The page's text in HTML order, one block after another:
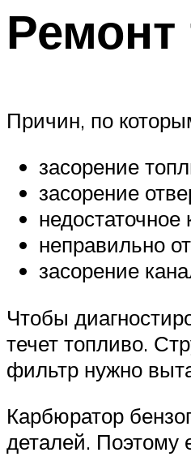
Причин, по
засорение
засорение
недостаточное
неправильно
засорение
Чтобы
течет топливо.
фильтр нужно
Карбюратор
деталей. Поэтому